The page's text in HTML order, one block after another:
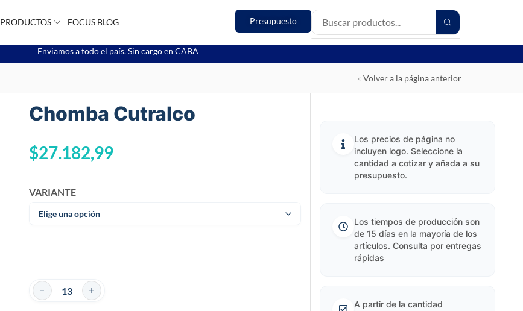
PRODUCTOS FOCUS BLOG Presupuesto
Enviamos a todo el país. Sin cargo en CABA
Volver a la página anterior
Chomba Cutralco
$27.182,99
VARIANTE
Los precios de página no
incluyen logo. Seleccione la
cantidad a cotizar y añada a su
presupuesto.
Los tiempos de producción son
de 15 días en la mayoría de los
artículos. Consulta por entregas
rápidas
A partir de la cantidad